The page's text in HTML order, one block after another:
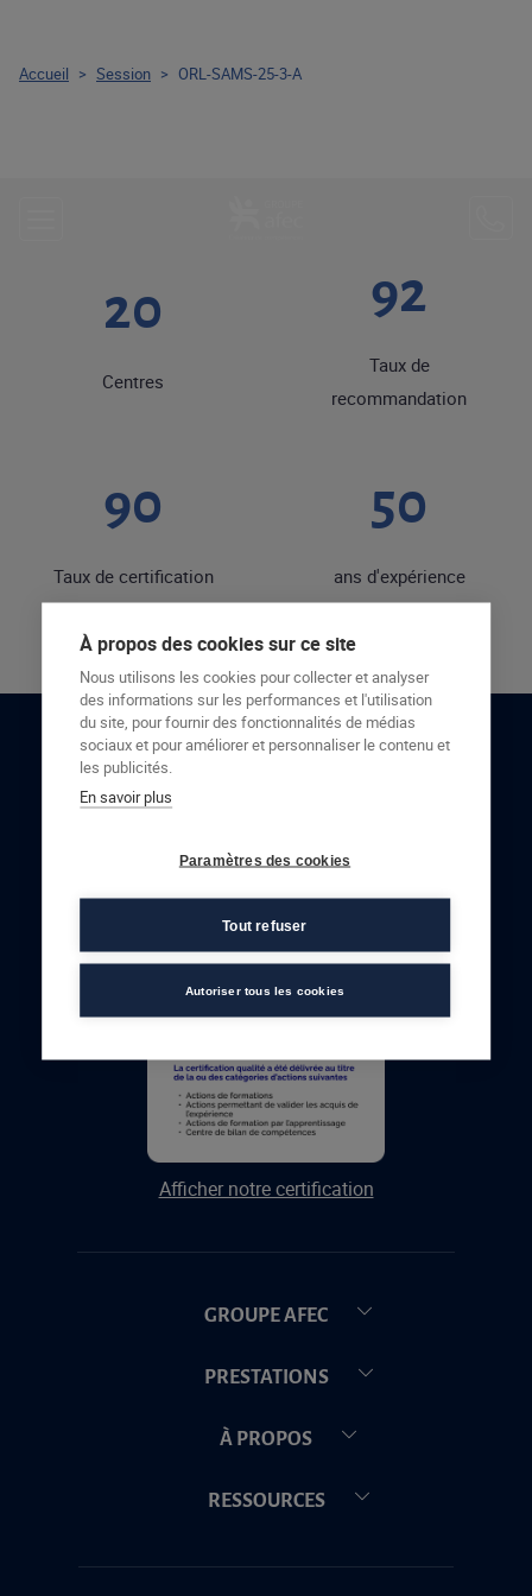
20
Centres
92
Taux de
recommandation
90
Taux de certification
50
ans d'expérience
RESTONS EN CONTACT
Afficher notre certification
GROUPE AFEC
PRESTATIONS
À PROPOS
RESSOURCES
Accueil > Session > ORL-SAMS-25-3-A
À propos des cookies sur ce site
Nous utilisons les cookies pour collecter et analyser
des informations sur les performances et l'utilisation
du site, pour fournir des fonctionnalités de médias
sociaux et pour améliorer et personnaliser le contenu et
les publicités.
En savoir plus
Paramètres des cookies
Tout refuser
Autoriser tous les cookies